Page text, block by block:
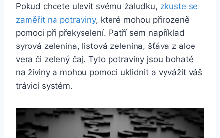
Pokud chcete ulevit svému žaludku, zkuste se
zaměřit na potraviny, které mohou přirozeně
pomoci při překyselení. Patří sem například
syrová zelenina, listová zelenina, šťáva z aloe
vera či zelený čaj. Tyto potraviny jsou bohaté
na živiny a mohou pomoci uklidnit a vyvážit váš
trávicí systém.